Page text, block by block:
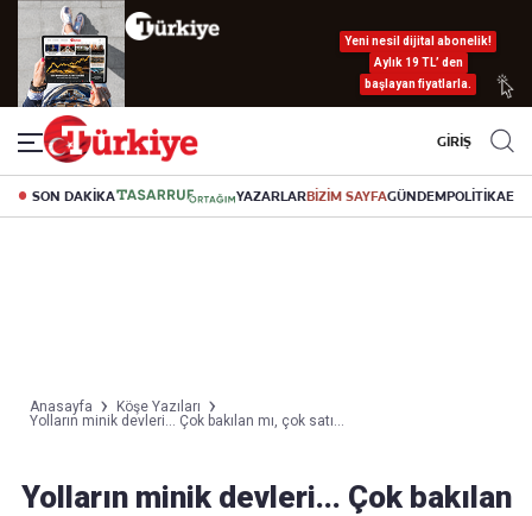
Yeni nesil dijital abonelik!
Aylık 19 TL’ den
başlayan fiyatlarla.
GİRİŞ
SON DAKİKA YAZARLARBİZİM SAYFAGÜNDEMPOLİTİKA
Anasayfa
Köşe Yazıları
Yolların minik devleri... Çok bakılan mı, çok satı...
Yolların minik devleri... Çok bakılan